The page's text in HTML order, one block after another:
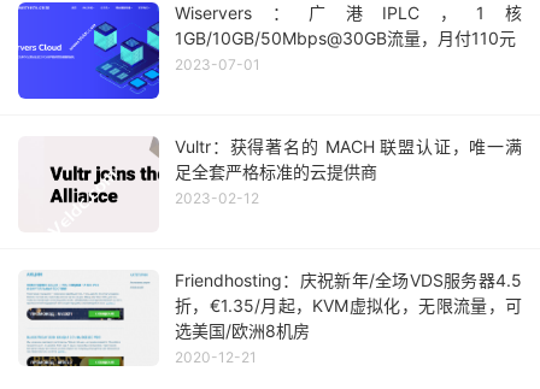
Wiservers：广港IPLC，1核
1GB/10GB/50Mbps@30GB流量，月付110元
2023-07-01
Vultr：获得著名的 MACH 联盟认证，唯一满
足全套严格标准的云提供商
2023-02-12
Friendhosting：庆祝新年/全场VDS服务器4.5
折，€1.35/月起，KVM虚拟化，无限流量，可
选美国/欧洲8机房
2020-12-21